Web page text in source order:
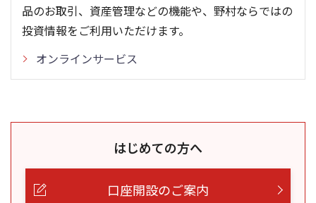
品のお取引、資産管理などの機能や、野村ならではの
投資情報をご利用いただけます。
オンラインサービス
はじめての方へ
口座開設のご案内